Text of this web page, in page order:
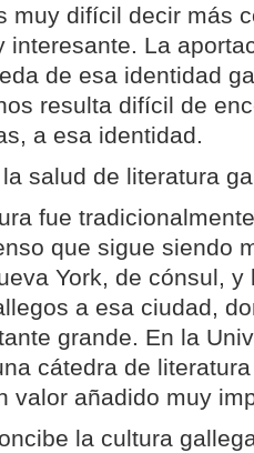
muy difícil decir más
interesante. La
de esa identidad
resulta difícil de
a esa identidad.
salud de literatura
fue
que sigue siendo
York, de cónsul,
a esa ciudad,
grande. En la
cátedra de
valor añadido muy
la cultura